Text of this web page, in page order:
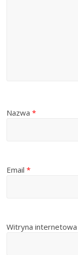
Nazwa*
Email*
Witryna internetowa